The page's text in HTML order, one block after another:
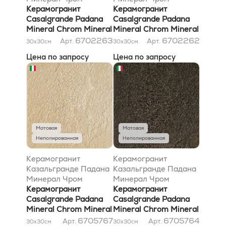
Минерал Беж Селф-
Клеанинг 30x30
Керамогранит
Casalgrande Padana
Mineral Chrom Mineral
Beige Self-Cleaning
30x30см Арт. 6702263
Цена по запросу
Минерал Грей Селф-
Клеанинг 30x30
Керамогранит
Casalgrande Padana
Mineral Chrom Mineral
Grey Self-Cleaning
30x30см Арт. 6702262
Цена по запросу
Матовая
Неполированная
Керамогранит
Казальгранде Падана
Минерал Чром
Минерал Голд
Антибактериал 30x30
Керамогранит
Casalgrande Padana
Mineral Chrom Mineral
Gold Antibacterial
30x30см Арт. 6705767
Матовая
Неполированная
Керамогранит
Казальгранде Падана
Минерал Чром
Минерал Браун
Антибактериал 30x30
Керамогранит
Casalgrande Padana
Mineral Chrom Mineral
Brown Antibacterial
30x30см Арт. 6705764